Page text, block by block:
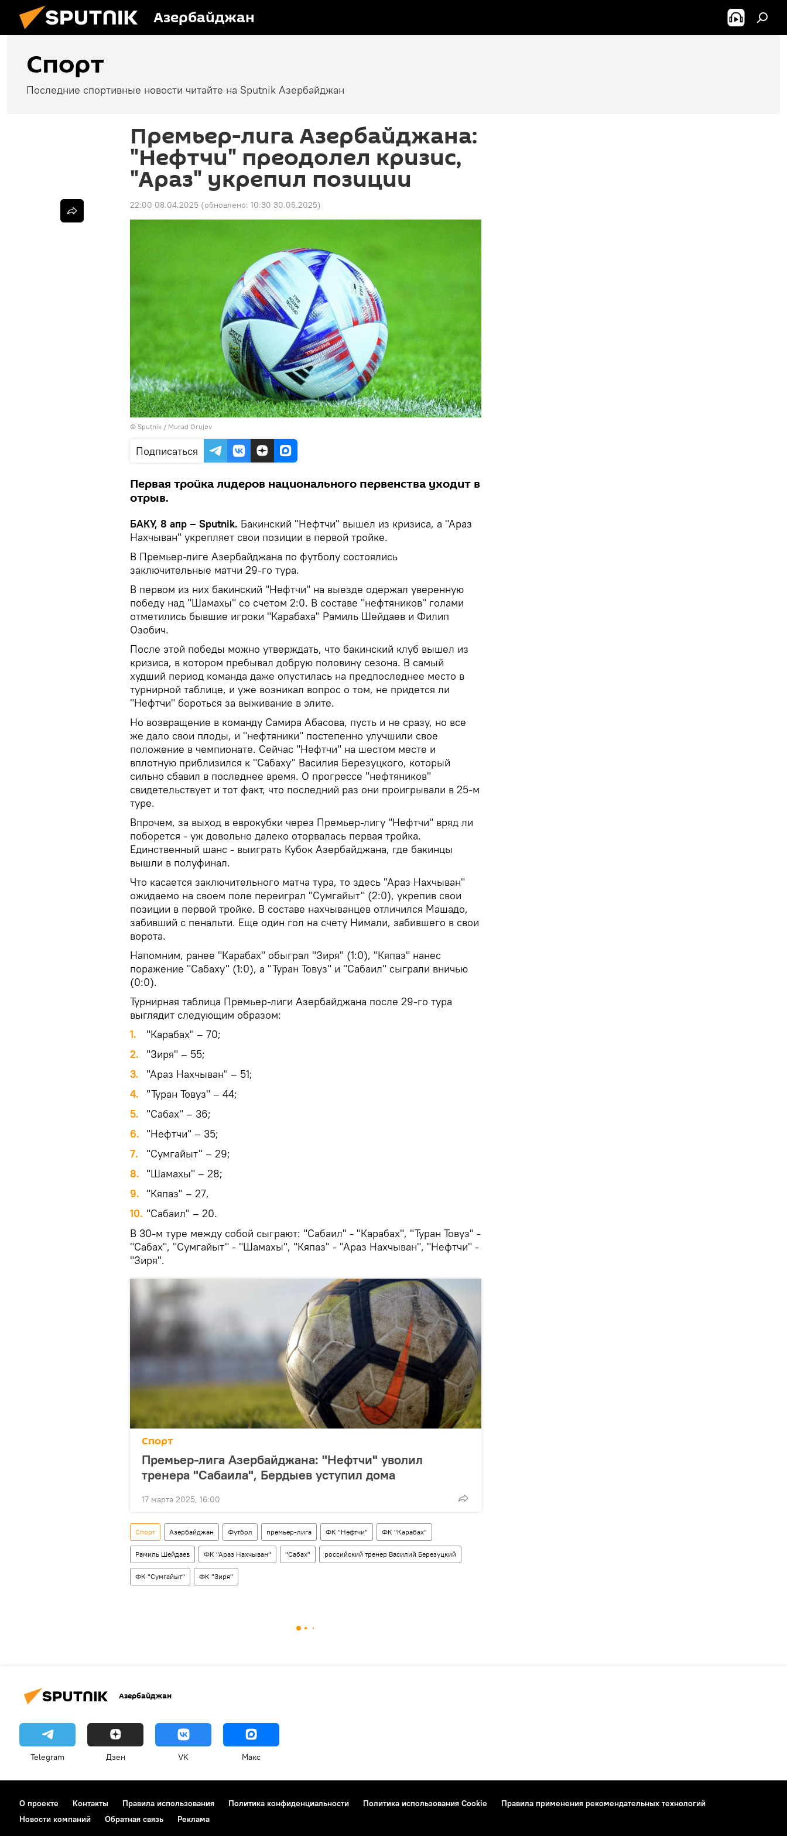
Азербайджан
Спорт
Последние спортивные новости читайте на Sputnik Азербайджан
Премьер-лига Азербайджана:
"Нефтчи" преодолел кризис,
"Араз" укрепил позиции
22:00 08.04.2025 (обновлено: 10:30 30.05.2025)
© Sputnik / Murad Orujov
Подписаться
Первая тройка лидеров национального первенства уходит в
отрыв.
БАКУ, 8 апр – Sputnik. Бакинский "Нефтчи" вышел из кризиса, а "Араз
Нахчыван" укрепляет свои позиции в первой тройке.
В Премьер-лиге Азербайджана по футболу состоялись
заключительные матчи 29-го тура.
В первом из них бакинский "Нефтчи" на выезде одержал уверенную
победу над "Шамахы" со счетом 2:0. В составе "нефтяников" голами
отметились бывшие игроки "Карабаха" Рамиль Шейдаев и Филип
Озобич.
После этой победы можно утверждать, что бакинский клуб вышел из
кризиса, в котором пребывал добрую половину сезона. В самый
худший период команда даже опустилась на предпоследнее место в
турнирной таблице, и уже возникал вопрос о том, не придется ли
"Нефтчи" бороться за выживание в элите.
Но возвращение в команду Самира Абасова, пусть и не сразу, но все
же дало свои плоды, и "нефтяники" постепенно улучшили свое
положение в чемпионате. Сейчас "Нефтчи" на шестом месте и
вплотную приблизился к "Сабаху" Василия Березуцкого, который
сильно сбавил в последнее время. О прогрессе "нефтяников"
свидетельствует и тот факт, что последний раз они проигрывали в 25-м
туре.
Впрочем, за выход в еврокубки через Премьер-лигу "Нефтчи" вряд ли
поборется - уж довольно далеко оторвалась первая тройка.
Единственный шанс - выиграть Кубок Азербайджана, где бакинцы
вышли в полуфинал.
Что касается заключительного матча тура, то здесь "Араз Нахчыван"
ожидаемо на своем поле переиграл "Сумгайыт" (2:0), укрепив свои
позиции в первой тройке. В составе нахчыванцев отличился Машадо,
забивший с пенальти. Еще один гол на счету Нимали, забившего в свои
ворота.
Напомним, ранее "Карабах" обыграл "Зиря" (1:0), "Кяпаз" нанес
поражение "Сабаху" (1:0), а "Туран Товуз" и "Сабаил" сыграли вничью
(0:0).
Турнирная таблица Премьер-лиги Азербайджана после 29-го тура
выглядит следующим образом:
1.
"Карабах" – 70;
2.
"Зиря" – 55;
3.
"Араз Нахчыван" – 51;
4.
"Туран Товуз" – 44;
5.
"Сабах" – 36;
6.
"Нефтчи" – 35;
7.
"Сумгайыт" – 29;
8.
"Шамахы" – 28;
9.
"Кяпаз" – 27,
10. "Сабаил" – 20.
В 30-м туре между собой сыграют: "Сабаил" - "Карабах", "Туран Товуз" -
"Сабах", "Сумгайыт" - "Шамахы", "Кяпаз" - "Араз Нахчыван", "Нефтчи" -
"Зиря".
Спорт
Премьер-лига Азербайджана: "Нефтчи" уволил
тренера "Сабаила", Бердыев уступил дома
17 марта 2025, 16:00
Спорт Азербайджан Футбол премьер-лига ФК "Нефтчи" ФК "Карабах"
Рамиль Шейдаев ФК "Араз Нахчыван" "Сабах" российский тренер Василий Березуцкий
ФК "Сумгайыт" ФК "Зиря"
Азербайджан
Telegram Дзен VK Макс
О проекте Контакты Правила использования Политика конфиденциальности Политика использования Cookie
Правила применения рекомендательных технологий
Новости компаний
Обратная связь Реклама